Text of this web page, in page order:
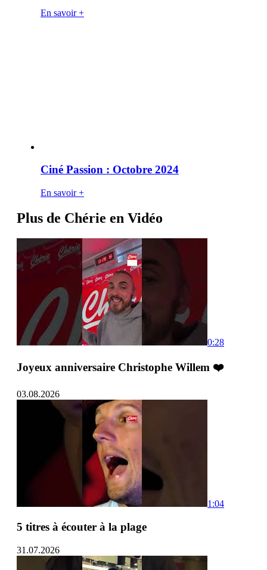
En savoir +
Ciné Passion : Octobre 2024
En savoir +
Plus de Chérie en Vidéo
0:28
Joyeux anniversaire Christophe Willem ❤️
03.08.2026
1:04
5 titres à écouter à la plage
31.07.2026